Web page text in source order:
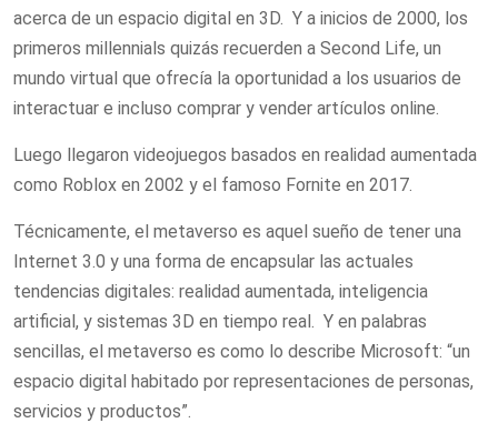
acerca de un espacio digital en 3D. Y a inicios de 2000, los
primeros millennials quizás recuerden a Second Life, un
mundo virtual que ofrecía la oportunidad a los usuarios de
interactuar e incluso comprar y vender artículos online.
Luego llegaron videojuegos basados en realidad aumentada
como Roblox en 2002 y el famoso Fornite en 2017.
Técnicamente, el metaverso es aquel sueño de tener una
Internet 3.0 y una forma de encapsular las actuales
tendencias digitales: realidad aumentada, inteligencia
artificial, y sistemas 3D en tiempo real. Y en palabras
sencillas, el metaverso es como lo describe Microsoft: “un
espacio digital habitado por representaciones de personas,
servicios y productos”.